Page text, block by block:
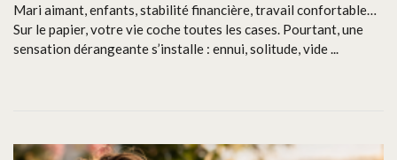
Mari aimant, enfants, stabilité financière, travail confortable…
Sur le papier, votre vie coche toutes les cases. Pourtant, une
sensation dérangeante s’installe : ennui, solitude, vide ...